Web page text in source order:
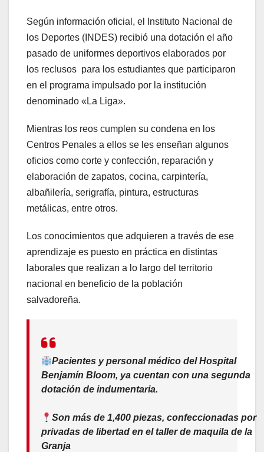
Según información oficial, el Instituto Nacional de
los Deportes (INDES) recibió una dotación el año
pasado de uniformes deportivos elaborados por
los reclusos para los estudiantes que participaron
en el programa impulsado por la institución
denominado «La Liga».
Mientras los reos cumplen su condena en los
Centros Penales a ellos se les enseñan algunos
oficios como corte y confección, reparación y
elaboración de zapatos, cocina, carpintería,
albañilería, serigrafía, pintura, estructuras
metálicas, entre otros.
Los conocimientos que adquieren a través de ese
aprendizaje es puesto en práctica en distintas
laborales que realizan a lo largo del territorio
nacional en beneficio de la población
salvadoreña.
Pacientes y personal médico del Hospital
Benjamín Bloom, ya cuentan con una segunda
dotación de indumentaria.
Son más de 1,400 piezas, confeccionadas por
privadas de libertad en el taller de maquila de la
Granja